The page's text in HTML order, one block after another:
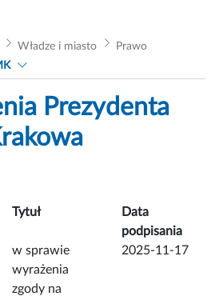
Władze i miasto
Prawo
Prezydenta
Tytuł
Data
podpisania
w sprawie
wyrażenia
zgody na
2025-11-17